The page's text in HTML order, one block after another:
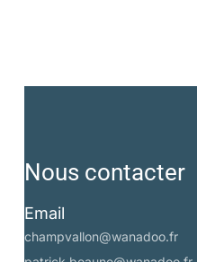
Nous contacter
Email
champvallon@wanadoo.fr